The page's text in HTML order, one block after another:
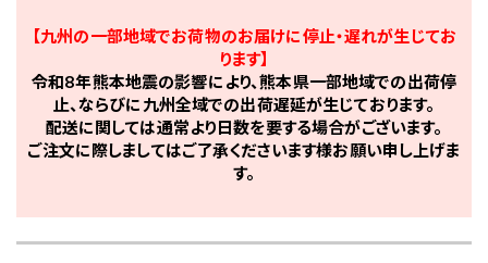
【九州の一部地域でお荷物のお届けに停止・遅れが生じてお
ります】
令和8年熊本地震の影響により、熊本県一部地域での出荷停
止、ならびに九州全域での出荷遅延が生じております。
配送に関しては通常より日数を要する場合がございます。
ご注文に際しましてはご了承くださいます様お願い申し上げま
す。